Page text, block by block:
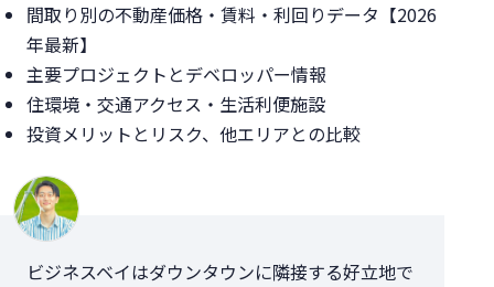
間取り別の不動産価格・賃料・利回りデータ【2026
年最新】
主要プロジェクトとデベロッパー情報
住環境・交通アクセス・生活利便施設
投資メリットとリスク、他エリアとの比較
ビジネスベイはダウンタウンに隣接する好立地で